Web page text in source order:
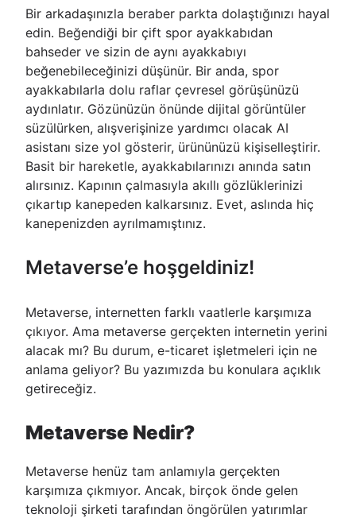
Bir arkadaşınızla beraber parkta dolaştığınızı hayal
edin. Beğendiği bir çift spor ayakkabıdan
bahseder ve sizin de aynı ayakkabıyı
beğenebileceğinizi düşünür. Bir anda, spor
ayakkabılarla dolu raflar çevresel görüşünüzü
aydınlatır. Gözünüzün önünde dijital görüntüler
süzülürken, alışverişinize yardımcı olacak AI
asistanı size yol gösterir, ürününüzü kişiselleştirir.
Basit bir hareketle, ayakkabılarınızı anında satın
alırsınız. Kapının çalmasıyla akıllı gözlüklerinizi
çıkartıp kanepeden kalkarsınız. Evet, aslında hiç
kanepenizden ayrılmamıştınız.
Metaverse’e hoşgeldiniz!
Metaverse, internetten farklı vaatlerle karşımıza
çıkıyor. Ama metaverse gerçekten internetin yerini
alacak mı? Bu durum, e-ticaret işletmeleri için ne
anlama geliyor? Bu yazımızda bu konulara açıklık
getireceğiz.
Metaverse Nedir?
Metaverse henüz tam anlamıyla gerçekten
karşımıza çıkmıyor. Ancak, birçok önde gelen
teknoloji şirketi tarafından öngörülen yatırımlar